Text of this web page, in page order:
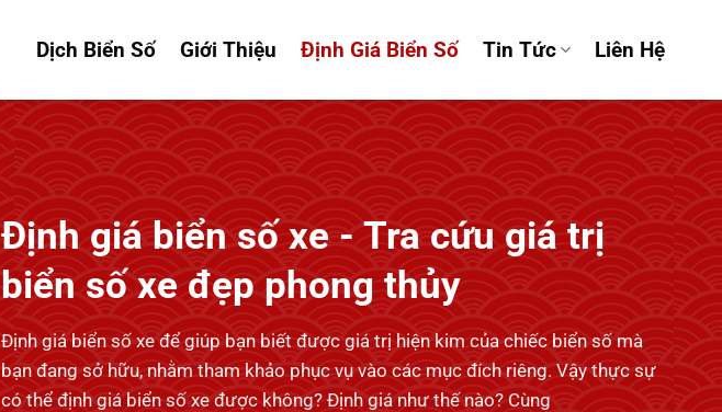
Dịch Biển Số Giới Thiệu Định Giá Biển Số Tin Tức Liên Hệ
Định giá biển số xe - Tra cứu giá trị
biển số xe đẹp phong thủy
Định giá biển số xe để giúp bạn biết được giá trị hiện kim của chiếc biển số mà
bạn đang sở hữu, nhằm tham khảo phục vụ vào các mục đích riêng. Vậy thực sự
có thể định giá biển số xe được không? Định giá như thế nào? Cùng